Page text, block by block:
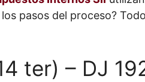
pasos del proceso?
ter) – DJ